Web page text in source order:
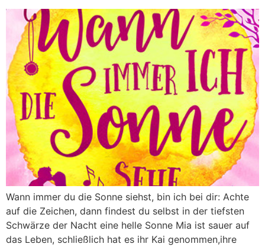
Wann immer du die Sonne siehst, bin ich bei dir: Achte
auf die Zeichen, dann findest du selbst in der tiefsten
Schwärze der Nacht eine helle Sonne Mia ist sauer auf
das Leben, schließlich hat es ihr Kai genommen,ihre